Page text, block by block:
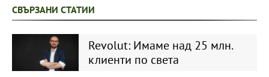
СВЪРЗАНИ СТАТИИ
Revolut: Имаме над 25 млн.
клиенти по света